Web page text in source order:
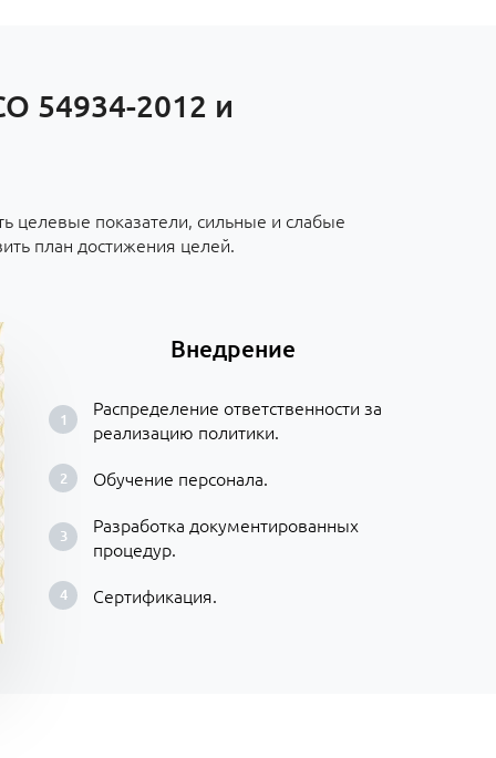
54934-2012 и
целевые показатели, сильные и слабые
план достижения целей.
Внедрение
Распределение ответственности за
реализацию политики.
Обучение персонала.
Разработка документированных
процедур.
Сертификация.